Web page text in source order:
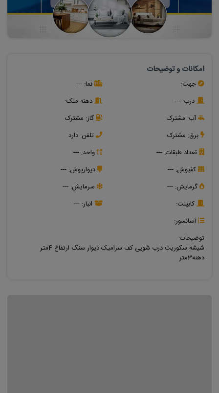
امکانات و توضیحات
جهت: نما: ---
درب: ---
دهنه ملک:
آب: مشترک گاز: مشترک
برق: مشترک تلفن: دارد
تعداد طبقات: ---
واحد: ---
کفپوش: --- دیوارپوش: ---
گرمایش: --- سرمایش: ---
کابینت:
انبار: ---
آسانسور:
توضیحات:
شیشه سکوریت درب شویی کف سرامیک دیوار سنگ ارتفاع 4متر
دهنه3متر